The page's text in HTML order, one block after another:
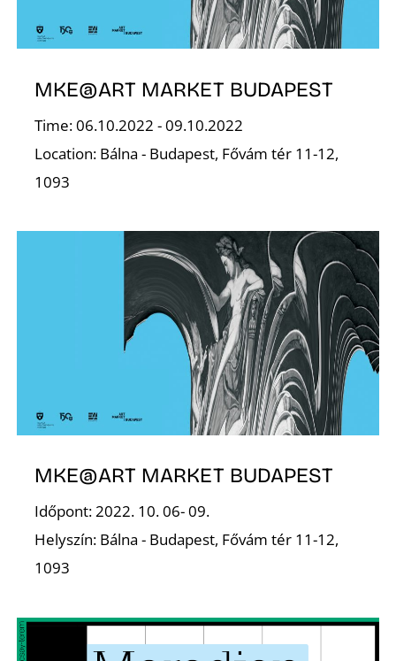
MKE@ART MARKET BUDAPEST
Time: 06.10.2022 - 09.10.2022
Location: Bálna - Budapest, Fővám tér 11-12,
1093
MKE@ART MARKET BUDAPEST
Időpont: 2022. 10. 06- 09.
Helyszín: Bálna - Budapest, Fővám tér 11-12,
1093